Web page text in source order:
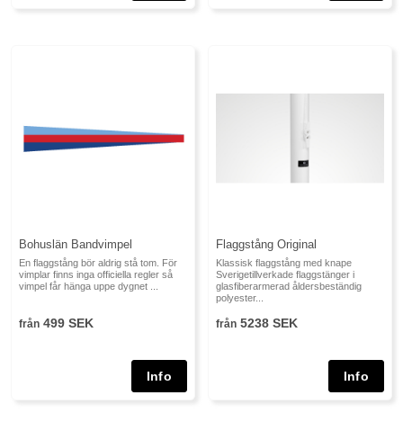
Bohuslän Bandvimpel
En flaggstång bör aldrig stå tom. För
vimplar finns inga officiella regler så
vimpel får hänga uppe dygnet ...
från 499 SEK
Flaggstång Original
Klassisk flaggstång med knape
Sverigetillverkade flaggstänger i
glasfiberarmerad åldersbeständig
polyester...
från 5238 SEK